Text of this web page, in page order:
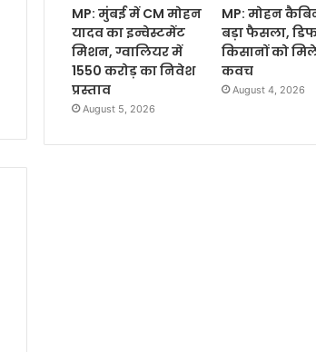
MP: मुंबई में CM मोहन
यादव का इन्वेस्टमेंट
मिशन, ग्वालियर में
1550 करोड़ का निवेश
प्रस्ताव
August 5, 2026
MP: मोहन
बड़ा फैसला,
किसानों को
कवच
August 4, 2026